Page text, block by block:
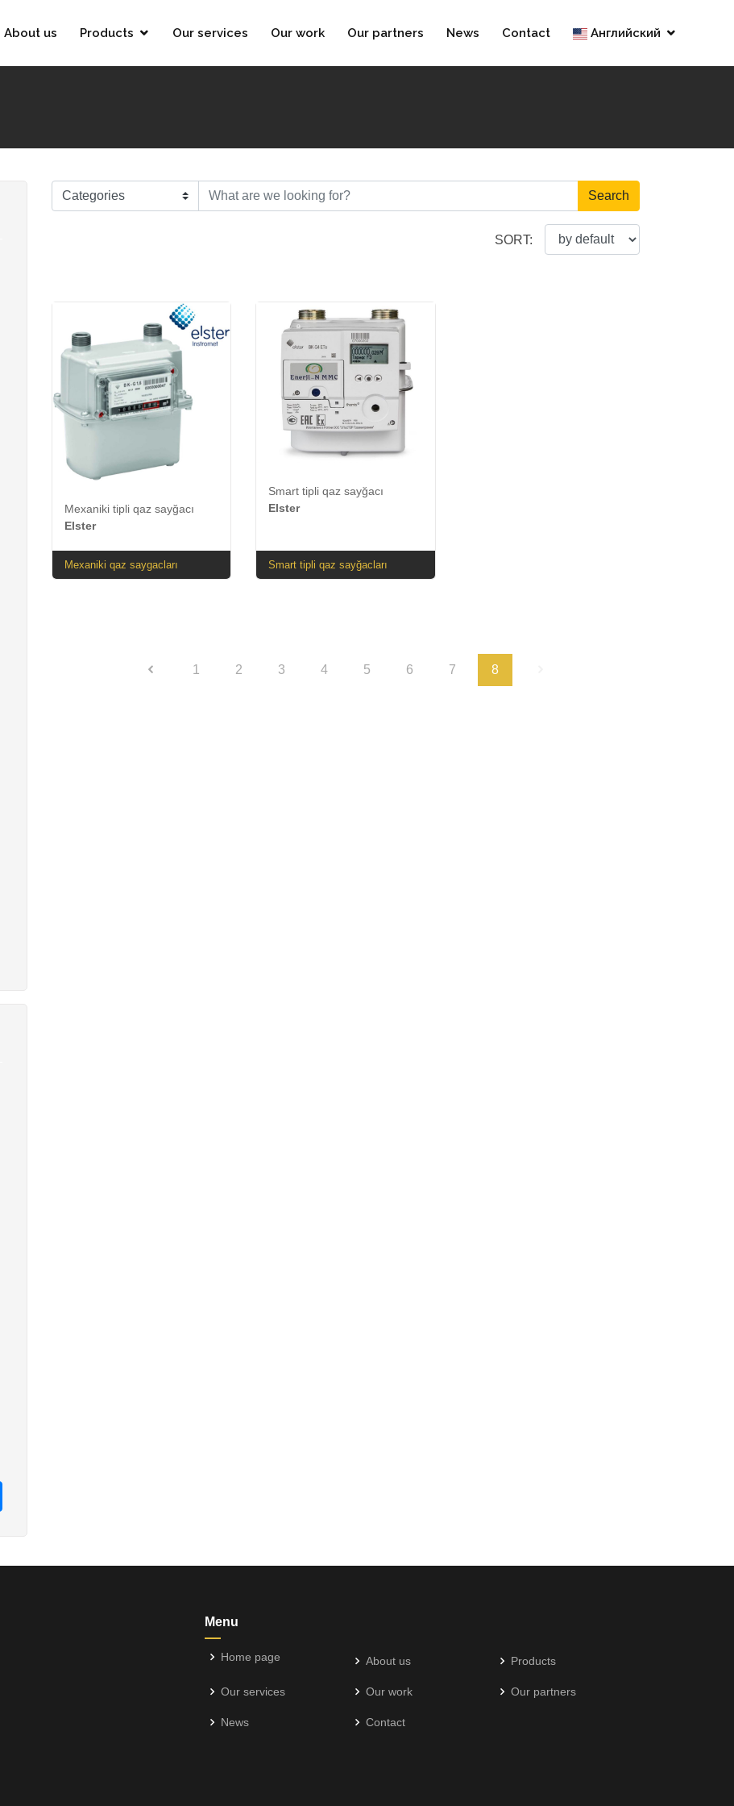
About us Products Our services Our work Our partners News Contact Английский
Search
SORT:
Mexaniki tipli qaz sayğacı
Elster
Mexaniki qaz saygacları
Smart tipli qaz sayğacı
Elster
Smart tipli qaz sayğacları
1 2 3 4 5 6 7 8
Menu
Home page About us Products
Our services Our work Our partners
News Contact